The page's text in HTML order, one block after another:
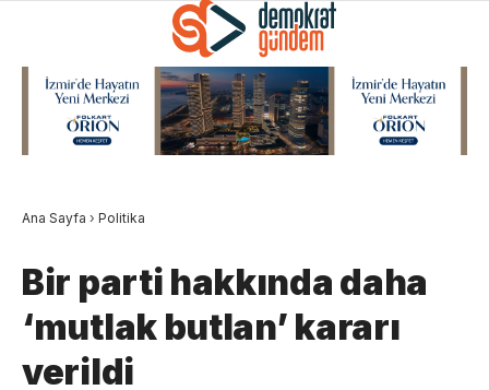
Ana Sayfa › Politika
Bir parti hakkında daha
‘mutlak butlan’ kararı
verildi